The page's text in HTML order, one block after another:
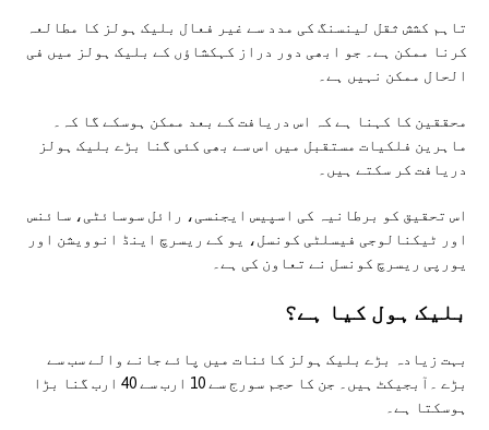
تاہم کشش ثقل لینسنگ کی مدد سے غیر فعال بلیک ہولز کا مطالعہ
کرنا ممکن ہے۔ جو ابھی دور دراز کہکشاؤں کے بلیک ہولز میں فی
الحال ممکن نہیں ہے۔
محققین کا کہنا ہے کہ اس دریافت کے بعد ممکن ہوسکے گا کہ۔
ماہرین فلکیات مستقبل میں اس سے بھی کئی گنا بڑے بلیک ہولز
دریافت کر سکتے ہیں۔
اس تحقیق کو برطانیہ کی اسپیس ایجنسی، رائل سوسائٹی، سائنس
اور ٹیکنالوجی فیسلٹی کونسل، یو کے ریسرچ اینڈ انوویشن اور
یورپی ریسرچ کونسل نے تعاون کی ہے۔
بلیک ہول کیا ہے؟
بہت زیادہ بڑے بلیک ہولز کائنات میں پائے جانے والے سب سے
بڑے ۔آبجیکٹ ہیں۔ جن کا حجم سورج سے 10 ارب سے 40 ارب گنا بڑا
ہوسکتا ہے۔